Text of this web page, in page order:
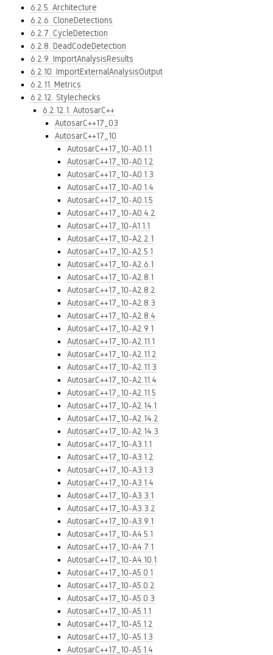
6.2.5. Architecture
6.2.6. CloneDetections
6.2.7. CycleDetection
6.2.8. DeadCodeDetection
6.2.9. ImportAnalysisResults
6.2.10. ImportExternalAnalysisOutput
6.2.11. Metrics
6.2.12. Stylechecks
6.2.12.1. AutosarC++
AutosarC++17_03
AutosarC++17_10
AutosarC++17_10-A0.1.1
AutosarC++17_10-A0.1.2
AutosarC++17_10-A0.1.3
AutosarC++17_10-A0.1.4
AutosarC++17_10-A0.1.5
AutosarC++17_10-A0.4.2
AutosarC++17_10-A1.1.1
AutosarC++17_10-A2.2.1
AutosarC++17_10-A2.5.1
AutosarC++17_10-A2.6.1
AutosarC++17_10-A2.8.1
AutosarC++17_10-A2.8.2
AutosarC++17_10-A2.8.3
AutosarC++17_10-A2.8.4
AutosarC++17_10-A2.9.1
AutosarC++17_10-A2.11.1
AutosarC++17_10-A2.11.2
AutosarC++17_10-A2.11.3
AutosarC++17_10-A2.11.4
AutosarC++17_10-A2.11.5
AutosarC++17_10-A2.14.1
AutosarC++17_10-A2.14.2
AutosarC++17_10-A2.14.3
AutosarC++17_10-A3.1.1
AutosarC++17_10-A3.1.2
AutosarC++17_10-A3.1.3
AutosarC++17_10-A3.1.4
AutosarC++17_10-A3.3.1
AutosarC++17_10-A3.3.2
AutosarC++17_10-A3.9.1
AutosarC++17_10-A4.5.1
AutosarC++17_10-A4.7.1
AutosarC++17_10-A4.10.1
AutosarC++17_10-A5.0.1
AutosarC++17_10-A5.0.2
AutosarC++17_10-A5.0.3
AutosarC++17_10-A5.1.1
AutosarC++17_10-A5.1.2
AutosarC++17_10-A5.1.3
AutosarC++17_10-A5.1.4